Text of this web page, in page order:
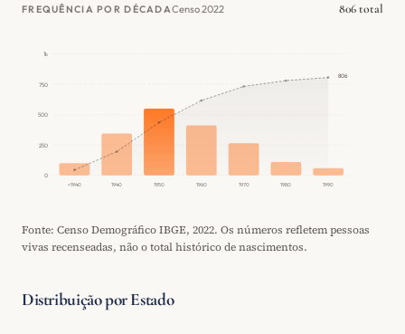
FREQUÊNCIA POR DÉCADACenso 2022 806 total
0
250
500
750
1k
<1940 1940 1950 1960 1970 1980 1990
806
Fonte: Censo Demográfico IBGE, 2022. Os números refletem pessoas
vivas recenseadas, não o total histórico de nascimentos.
Distribuição por Estado